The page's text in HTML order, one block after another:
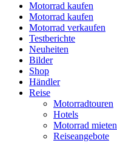
Motorrad kaufen
Motorrad kaufen
Motorrad verkaufen
Testberichte
Neuheiten
Bilder
Shop
Händler
Reise
Motorradtouren
Hotels
Motorrad mieten
Reiseangebote